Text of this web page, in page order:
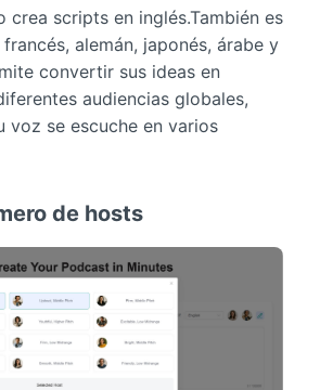
crea scripts en inglés.También es
alemán, japonés, árabe y
convertir sus ideas en
audiencias globales,
voz se escuche en varios
de hosts